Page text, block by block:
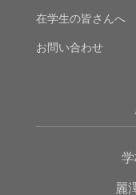
在学生の皆さんへ
お問い合わせ
麗